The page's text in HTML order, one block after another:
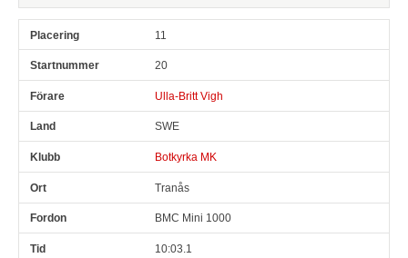
11
20
Ulla-Britt Vigh
SWE
Botkyrka MK
Tranås
BMC Mini 1000
10:03.1